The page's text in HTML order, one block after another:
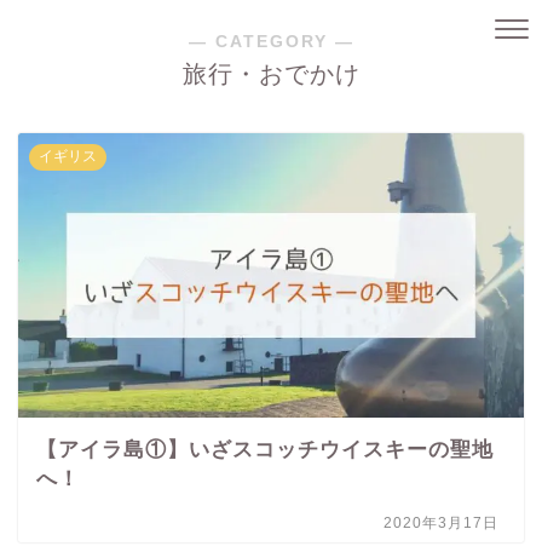
― CATEGORY ―
旅行・おでかけ
イギリス
【アイラ島①】いざスコッチウイスキーの聖地
へ！
2020年3月17日